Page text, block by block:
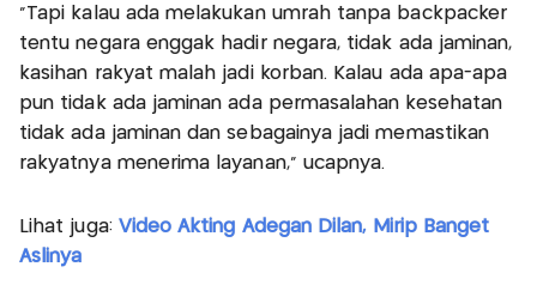
"Tapi kalau ada melakukan umrah tanpa backpacker
tentu negara enggak hadir negara, tidak ada jaminan,
kasihan rakyat malah jadi korban. Kalau ada apa-apa
pun tidak ada jaminan ada permasalahan kesehatan
tidak ada jaminan dan sebagainya jadi memastikan
rakyatnya menerima layanan," ucapnya.
Lihat juga: Video Akting Adegan Dilan, Mirip Banget
Aslinya